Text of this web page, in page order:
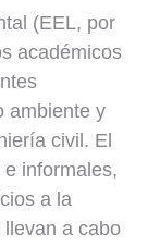
(EEL, por
académicos
ambiente y
civil. El
informales,
a la
a cabo